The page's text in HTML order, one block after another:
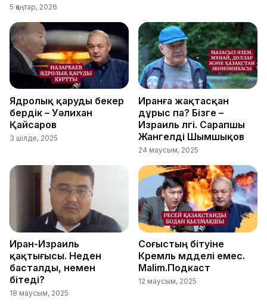
5 қаңтар, 2026
Ядролық қаруды бекер
бердік – Уәлихан
Қайсаров
3 шілде, 2025
Иранға жақтасқан
дұрыс па? Бізге –
Израиль үлгі. Сарапшы
Жангелді Шымшықов
24 маусым, 2025
Иран-Израиль
қақтығысы. Неден
басталды, немен
бітеді?
18 маусым, 2025
Соғыстың бітуіне
Кремль мүдделі емес.
Malim.Подкаст
12 маусым, 2025